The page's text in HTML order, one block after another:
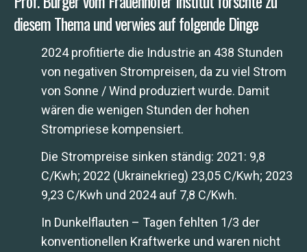
diesem Thema und verwies auf folgende Dinge
2024 profitierte die Industrie an 438 Stunden
von negativen Strompreisen, da zu viel Strom
von Sonne / Wind produziert wurde. Damit
wären die wenigen Stunden der hohen
Strompriese kompensiert.
Die Strompreise sinken ständig: 2021: 9,8
C/Kwh; 2022 (Ukrainekrieg) 23,05 C/Kwh; 2023
9,23 C/Kwh und 2024 auf 7,8 C/Kwh.
In Dunkelflauten – Tagen fehlten 1/3 der
konventionellen Kraftwerke und waren nicht